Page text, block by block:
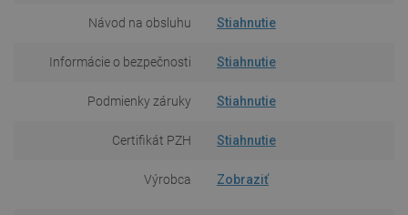
Návod na obsluhu Stiahnutie
Informácie o bezpečnosti Stiahnutie
Podmienky záruky Stiahnutie
Certifikát PZH Stiahnutie
Výrobca Zobraziť